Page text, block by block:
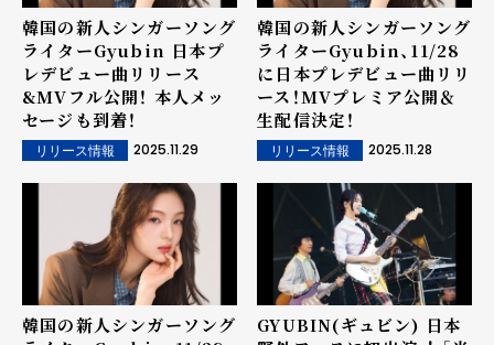
韓国の新人シンガーソング
ライターGyubin 日本プ
レデビュー曲リリース
&MVフル公開！ 本人メッ
セージも到着！
リリース情報 2025.11.29
韓国の新人シンガーソング
ライターGyubin、11/28
に日本プレデビュー曲リリ
ース！MVプレミア公開＆
生配信決定！
リリース情報 2025.11.28
韓国の新人シンガーソング
GYUBIN(ギュビン) ⽇本